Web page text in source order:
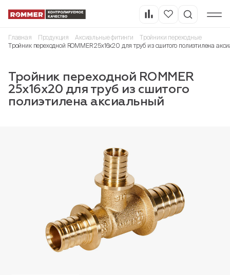
Главная Продукция Аксиальные фитинги
Тройники переходные
Тройник переходной ROMMER 25x16x20 для труб из сшитого полиэтилена
Тройник переходной ROMMER
25x16x20 для труб из сшитого
полиэтилена аксиальный